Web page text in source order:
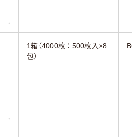
1箱（4000枚：500枚入×8
包）